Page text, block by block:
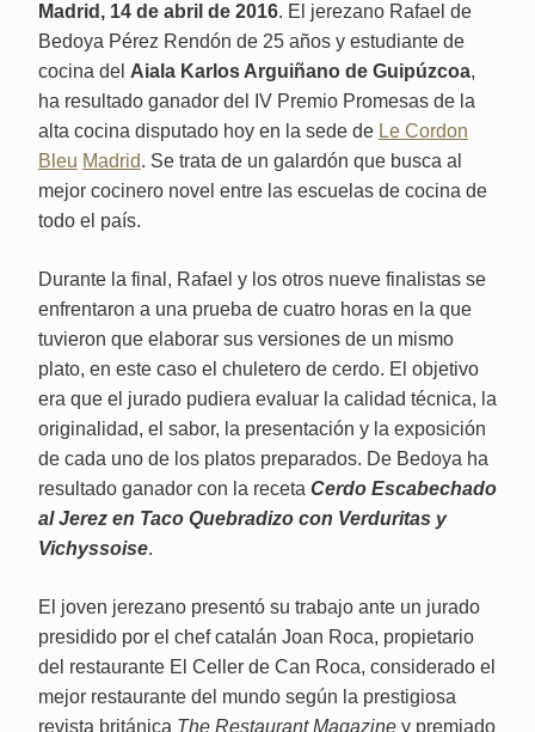
Madrid, 14 de abril de 2016. El jerezano Rafael de
Bedoya Pérez Rendón de 25 años y estudiante de
cocina del Aiala Karlos Arguiñano de Guipúzcoa,
ha resultado ganador del IV Premio Promesas de la
alta cocina disputado hoy en la sede de Le Cordon
Bleu Madrid. Se trata de un galardón que busca al
mejor cocinero novel entre las escuelas de cocina de
todo el país.
Durante la final, Rafael y los otros nueve finalistas se
enfrentaron a una prueba de cuatro horas en la que
tuvieron que elaborar sus versiones de un mismo
plato, en este caso el chuletero de cerdo. El objetivo
era que el jurado pudiera evaluar la calidad técnica, la
originalidad, el sabor, la presentación y la exposición
de cada uno de los platos preparados. De Bedoya ha
resultado ganador con la receta Cerdo Escabechado
al Jerez en Taco Quebradizo con Verduritas y
Vichyssoise.
El joven jerezano presentó su trabajo ante un jurado
presidido por el chef catalán Joan Roca, propietario
del restaurante El Celler de Can Roca, considerado el
mejor restaurante del mundo según la prestigiosa
revista británica The Restaurant Magaziney premiado